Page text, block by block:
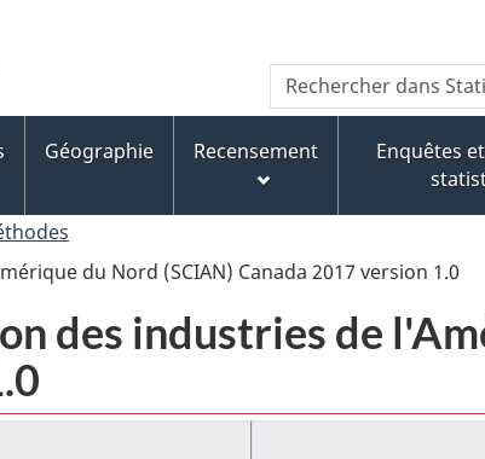
au
contenu
principal
« À
propos
de
ce
version
HTML
simplifiée
Recherche
Rechercher
dans
Canada
Géographie Recensement
Enquêtes
du Nord (SCIAN) Canada 2017 version 1.0
des industries de